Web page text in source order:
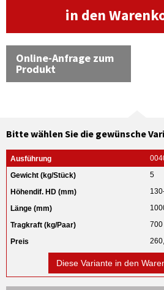
in den
Online-Anfrage zum
Produkt
Bitte wählen Sie die gewünsche
5
700
Diese Variante in den